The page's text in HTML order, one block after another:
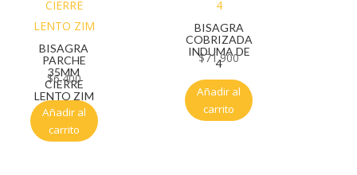
BISAGRA
PARCHE
35MM
CIERRE
LENTO ZIM
$6.400
Añadir al
carrito
BISAGRA
COBRIZADA
INDUMA DE
4
$71.900
Añadir al
carrito